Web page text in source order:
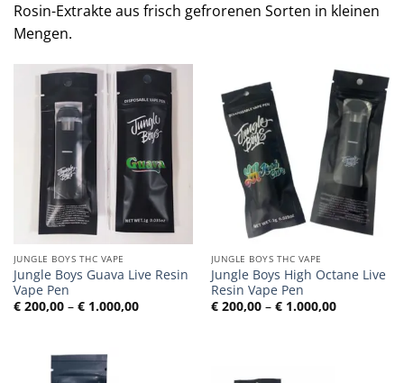
Rosin-Extrakte aus frisch gefrorenen Sorten in kleinen
Mengen.
JUNGLE BOYS THC VAPE
Jungle Boys Guava Live Resin
Vape Pen
€200,00 – €1.000,00Preisspanne:
€ 200,00
JUNGLE BOYS THC VAPE
Jungle Boys High Octane Live
Resin Vape Pen
€200,00 – €1.000,00
€ 200,00